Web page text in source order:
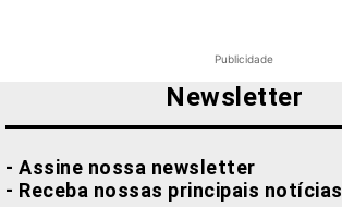
Publicidade
Newsletter
- Assine nossa newsletter
- Receba nossas principais notícias